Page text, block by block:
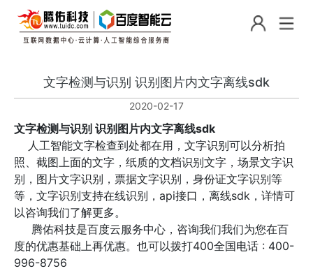
文字检测与识别 识别图片内文字离线sdk
2020-02-17
文字检测与识别 识别图片内文字离线sdk
人工智能文字检查到处都在用，文字识别可以分析拍
照、截图上面的文字，纸质的文档识别文字，场景文字识
别，图片文字识别，票据文字识别，身份证文字识别等
等，文字识别支持在线识别，api接口，离线sdk，详情可
以咨询我们了解更多。
腾佑科技是百度云服务中心，咨询我们我们为您在百
度的优惠基础上再优惠。也可以拨打400全国电话 : 400-
996-8756